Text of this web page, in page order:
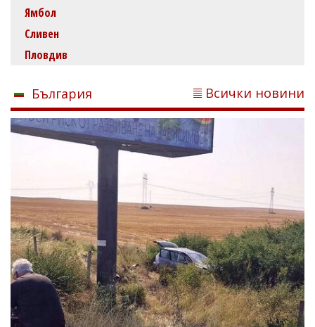
Ямбол
Сливен
Пловдив
България Всички новини